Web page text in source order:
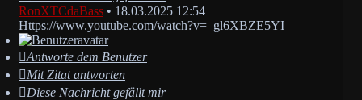
RonXTCdaBass • 18.03.2025 12:54
Https://www.youtube.com/watch?v=_gl6XBZE5YI
Antworte dem Benutzer
Mit Zitat antworten
Diese Nachricht gefällt mir